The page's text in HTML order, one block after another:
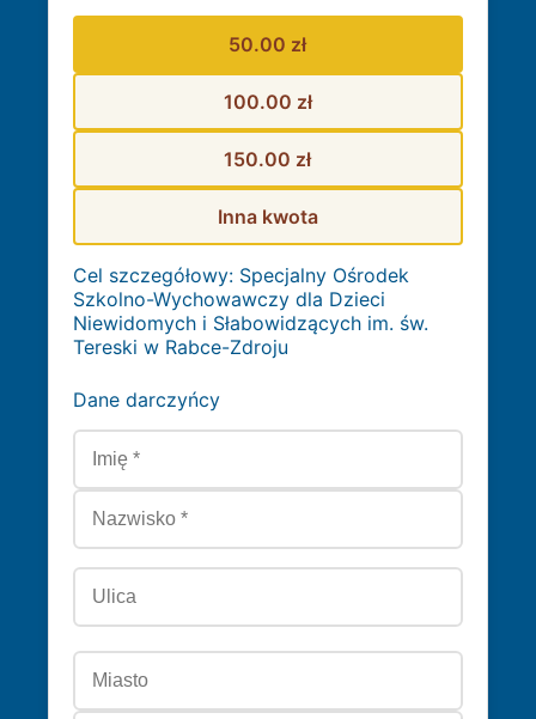
50.00 zł
100.00 zł
150.00 zł
Inna kwota
Cel szczegółowy: Specjalny Ośrodek
Szkolno-Wychowawczy dla Dzieci
Niewidomych i Słabowidzących im. św.
Tereski w Rabce-Zdroju
Dane darczyńcy